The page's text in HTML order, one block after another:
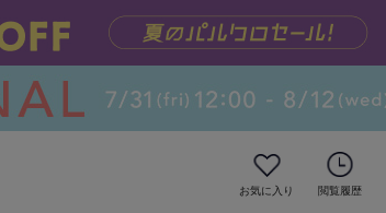
お気に入り 閲覧履歴